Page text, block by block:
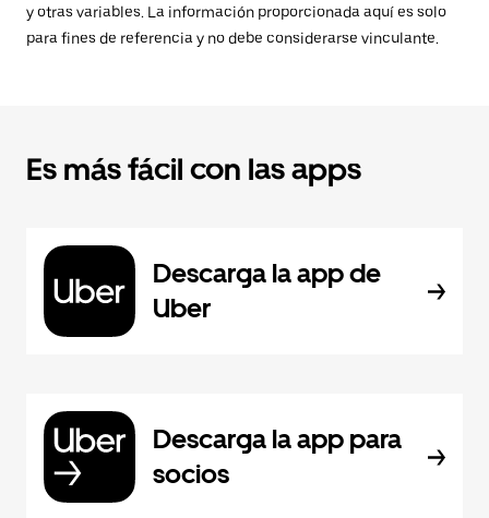
y otras variables. La información proporcionada aquí es solo
para fines de referencia y no debe considerarse vinculante.
Es más fácil con las apps
Descarga la app de
Uber
Descarga la app para
socios